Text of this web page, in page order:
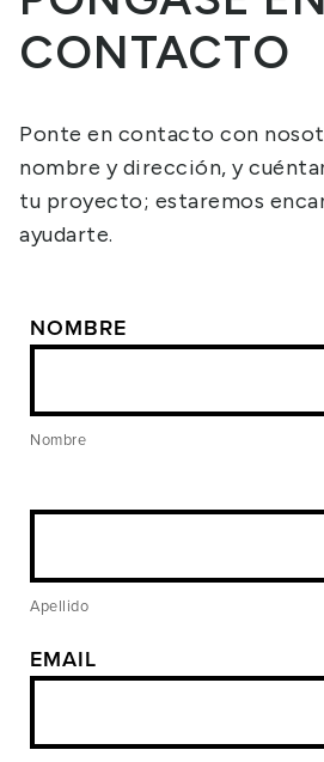
CONTACTO
Ponte en contacto con
nombre y dirección, y
tu proyecto; estaremos
ayudarte.
NOMBRE
Nombre
Apellido
EMAIL